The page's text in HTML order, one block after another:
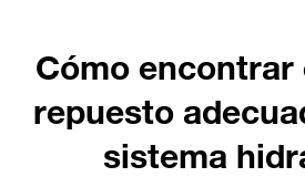
Cómo
repuesto
sistema